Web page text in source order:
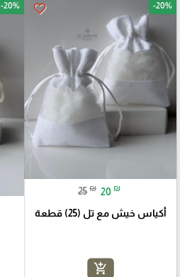
favorite_border -20%
25 ₪ 20 ₪
أكياس خيش مع تل (25) قطعة
add_shopping_cart
-20%